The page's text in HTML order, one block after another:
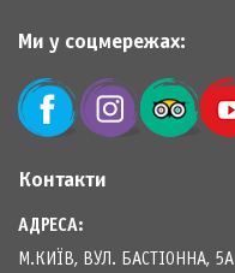
Ми у соцмережах:
Контакти
АДРЕСА:
М.КИЇВ, ВУЛ. БАСТІОННА, 5А